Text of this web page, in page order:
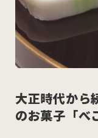
大正時代から
のお菓子「べ